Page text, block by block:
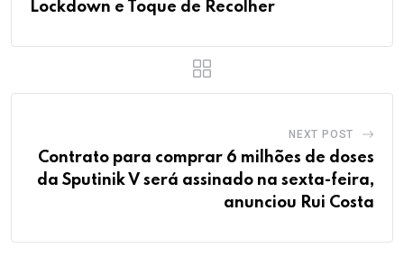
Lockdown e Toque de Recolher
NEXT POST
Contrato para comprar 6 milhões de doses
da Sputinik V será assinado na sexta-feira,
anunciou Rui Costa